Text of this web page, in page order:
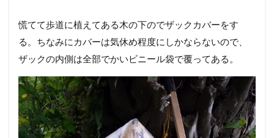
慌てて歩道に植えてある木の下のでザックカバーをす
る。ちなみにカバーは気休め程度にしかならないので、
ザックの内側は全部でかいビニール袋で覆ってある。